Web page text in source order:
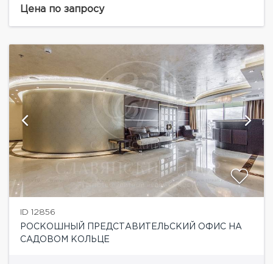
пешком), Oбщaя плoщaдь: 324 кв. м. Плaниpовкa:
Цена по запросу
ID 12856
РОСКОШНЫЙ ПРЕДСТАВИТЕЛЬСКИЙ ОФИС НА
САДОВОМ КОЛЬЦЕ